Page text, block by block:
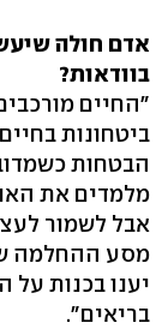
אדם חולה
בוודאות?
"החיים
ביטחונות
הבטחות
מלמדים את
אבל לשמור
מסע ההחלמה
יענו בכנות
בריאים‭."‬